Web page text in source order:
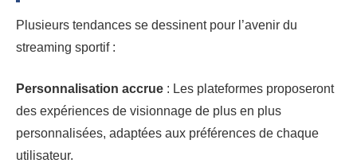
Plusieurs tendances se dessinent pour l’avenir du
streaming sportif :
Personnalisation accrue : Les plateformes proposeront
des expériences de visionnage de plus en plus
personnalisées, adaptées aux préférences de chaque
utilisateur.